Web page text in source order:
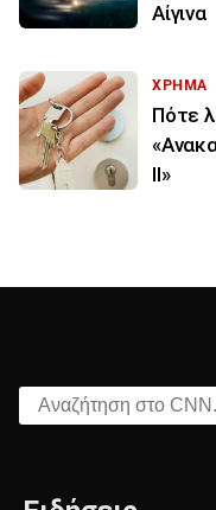
Αίγινα
ΧΡΗΜΑ
Πότε
ΙΙ»
Αναζήτηση στο CNN.gr